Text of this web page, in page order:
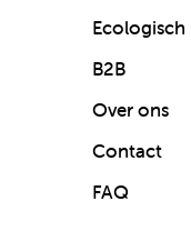
Ecologisch
B2B
Over ons
Contact
FAQ